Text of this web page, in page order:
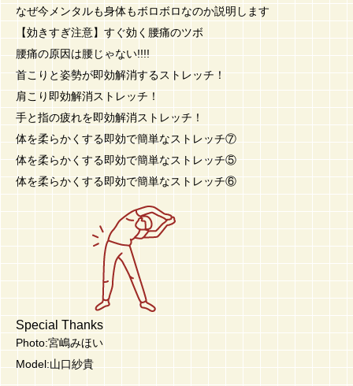
なぜ今メンタルも身体もボロボロなのか説明します
【効きすぎ注意】すぐ効く腰痛のツボ
腰痛の原因は腰じゃない!!!!
首こりと姿勢が即効解消するストレッチ！
肩こり即効解消ストレッチ！
手と指の疲れを即効解消ストレッチ！
体を柔らかくする即効で簡単なストレッチ⑦
体を柔らかくする即効で簡単なストレッチ⑤
体を柔らかくする即効で簡単なストレッチ⑥
Special Thanks
Photo:宮嶋みほい
Model:山口紗貴